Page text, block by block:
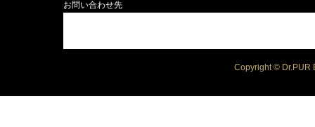
お問い合わせ先
Copyright © Dr.PUR